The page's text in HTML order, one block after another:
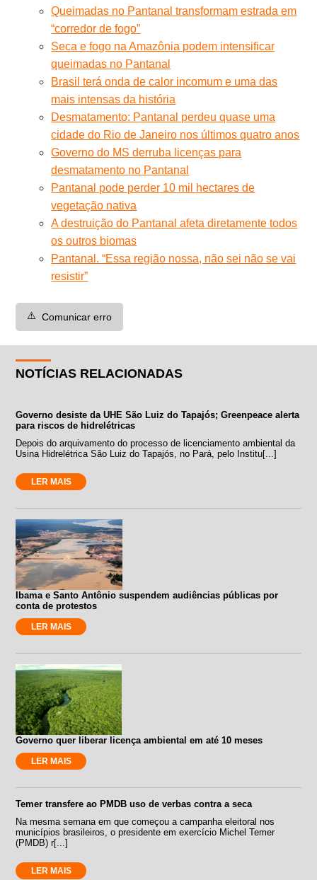
Queimadas no Pantanal transformam estrada em
“corredor de fogo”
Seca e fogo na Amazônia podem intensificar
queimadas no Pantanal
Brasil terá onda de calor incomum e uma das
mais intensas da história
Desmatamento: Pantanal perdeu quase uma
cidade do Rio de Janeiro nos últimos quatro anos
Governo do MS derruba licenças para
desmatamento no Pantanal
Pantanal pode perder 10 mil hectares de
vegetação nativa
A destruição do Pantanal afeta diretamente todos
os outros biomas
Pantanal. “Essa região nossa, não sei não se vai
resistir”
⚠️ Comunicar erro
NOTÍCIAS RELACIONADAS
Governo desiste da UHE São Luiz do Tapajós; Greenpeace alerta
para riscos de hidrelétricas
Depois do arquivamento do processo de licenciamento ambiental da
Usina Hidrelétrica São Luiz do Tapajós, no Pará, pelo Institu[...]
LER MAIS
Ibama e Santo Antônio suspendem audiências públicas por
conta de protestos
LER MAIS
Governo quer liberar licença ambiental em até 10 meses
LER MAIS
Temer transfere ao PMDB uso de verbas contra a seca
Na mesma semana em que começou a campanha eleitoral nos
municípios brasileiros, o presidente em exercício Michel Temer
(PMDB) r[...]
LER MAIS